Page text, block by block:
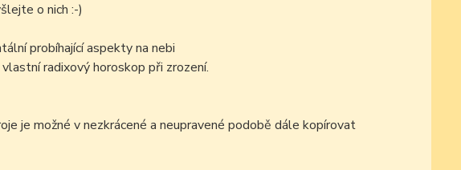
o nich :-)
probíhající aspekty na nebi
radixový horoskop při zrození.
je možné v nezkrácené a neupravené podobě dále kopírovat